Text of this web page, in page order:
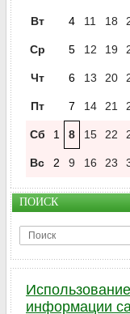
Вт 4 11 18
Ср 5 12 19
Чт 6 13 20
Пт 7 14 21
Сб 1 8 15 22
Вс 2 9 16 23
ПОИСК
Использование
информации